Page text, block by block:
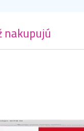
nakupujú